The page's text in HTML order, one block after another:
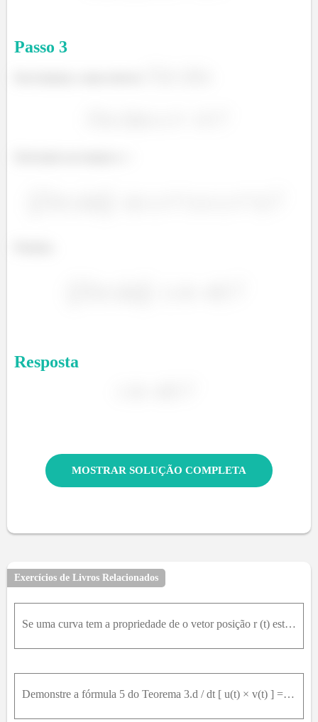
Passo 3
Resposta
MOSTRAR SOLUÇÃO COMPLETA
Exercícios de Livros Relacionados
Se uma curva tem a propriedade de o vetor posição r (t) esta sempre perpendicular ao vetor tangente r ' ( t ) , mostre que essa curva está em uma esfera com centro na origem.
Demonstre a fórmula 5 do Teorema 3.d / dt [ u(t) × v(t) ] = u'(t) × v(t) + u(t) × v'(t)